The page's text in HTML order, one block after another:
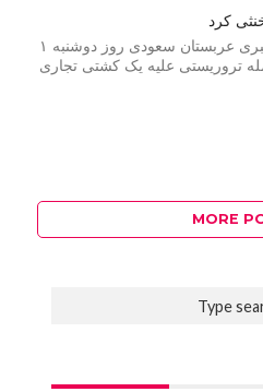
کرد
نیروهای دریایی ائتلاف تحت رهبری عربستان سعودی روز دوشنبه ۱
تروریستی علیه یک کشتی تجاری
MORE